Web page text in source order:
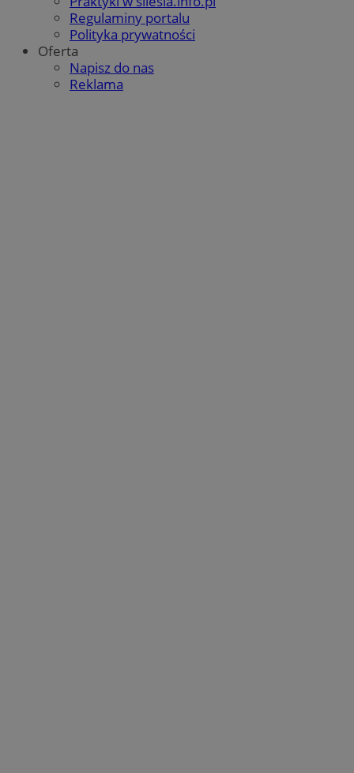
Regulaminy portalu
Polityka prywatności
Oferta
Napisz do nas
Reklama